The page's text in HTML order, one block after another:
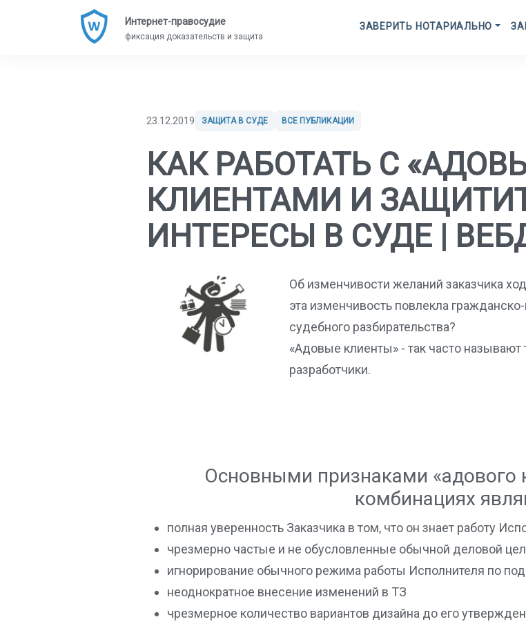
Интернет-правосудие
фиксация доказательств и защита
ЗАВЕРИТЬ НОТАРИАЛЬНО
23.12.2019 ЗАЩИТА В СУДЕ ВСЕ ПУБЛИКАЦИИ
КАК РАБОТАТЬ С
КЛИЕНТАМИ И
ИНТЕРЕСЫ В СУДЕ |
Об изменчивости желаний заказчика
эта изменчивость повлекла
судебного разбирательства?
«Адовые клиенты» - так часто
разработчики.
Основными признаками «адового
комбинациях
полная уверенность Заказчика в том, что он знает работу
чрезмерно частые и не обусловленные обычной деловой
игнорирование обычного режима работы Исполнителя по
неоднократное внесение изменений в ТЗ
чрезмерное количество вариантов дизайна до его